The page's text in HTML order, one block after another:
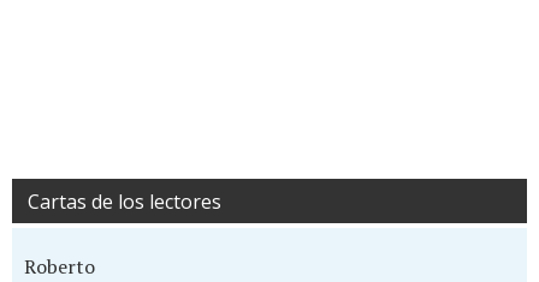
Cartas de los lectores
Roberto